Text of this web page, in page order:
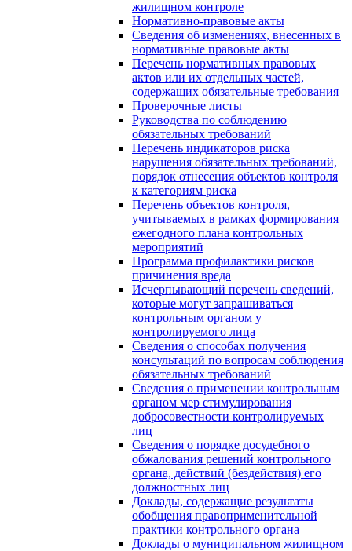
жилищном контроле
Нормативно-правовые акты
Сведения об изменениях, внесенных в
нормативные правовые акты
Перечень нормативных правовых
актов или их отдельных частей,
содержащих обязательные требования
Проверочные листы
Руководства по соблюдению
обязательных требований
Перечень индикаторов риска
нарушения обязательных требований,
порядок отнесения объектов контроля
к категориям риска
Перечень объектов контроля,
учитываемых в рамках формирования
ежегодного плана контрольных
мероприятий
Программа профилактики рисков
причинения вреда
Исчерпывающий перечень сведений,
которые могут запрашиваться
контрольным органом у
контролируемого лица
Сведения о способах получения
консультаций по вопросам соблюдения
обязательных требований
Сведения о применении контрольным
органом мер стимулирования
добросовестности контролируемых
лиц
Сведения о порядке досудебного
обжалования решений контрольного
органа, действий (бездействия) его
должностных лиц
Доклады, содержащие результаты
обобщения правоприменительной
практики контрольного органа
Доклады о муниципальном жилищном